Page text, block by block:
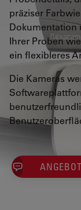
präziser
Dokumentation
Ihrer Proben
ein flexibleres
Die Kameras